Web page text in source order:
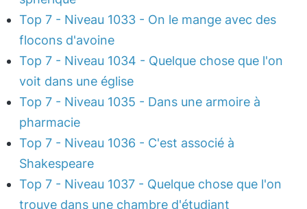
Top 7 - Niveau 1033 - On le mange avec des
flocons d'avoine
Top 7 - Niveau 1034 - Quelque chose que l'on
voit dans une église
Top 7 - Niveau 1035 - Dans une armoire à
pharmacie
Top 7 - Niveau 1036 - C'est associé à
Shakespeare
Top 7 - Niveau 1037 - Quelque chose que l'on
trouve dans une chambre d'étudiant